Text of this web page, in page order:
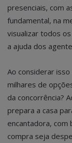
presenciais, com
fundamental, na
visualizar todos
a ajuda dos
Ao considerar
milhares de
da concorrência?
prepara a casa
encantadora,
compra seja